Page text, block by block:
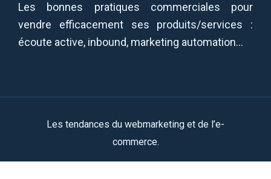
Les bonnes pratiques commerciales pour
vendre efficacement ses produits/services :
écoute active, inbound, marketing automation…
Les tendances du webmarketing et de l’e-
commerce.